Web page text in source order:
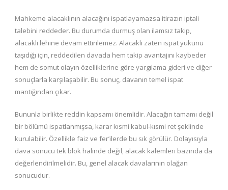
Mahkeme alacaklının alacağını ispatlayamazsa itirazın iptali
talebini reddeder. Bu durumda durmuş olan ilamsız takip,
alacaklı lehine devam ettirilemez. Alacaklı zaten ispat yükünü
taşıdığı için, reddedilen davada hem takip avantajını kaybeder
hem de somut olayın özelliklerine göre yargılama gideri ve diğer
sonuçlarla karşılaşabilir. Bu sonuç, davanın temel ispat
mantığından çıkar.
Bununla birlikte reddin kapsamı önemlidir. Alacağın tamamı değil
bir bölümü ispatlanmışsa, karar kısmi kabul-kısmi ret şeklinde
kurulabilir. Özellikle faiz ve fer’ilerde bu sık görülür. Dolayısıyla
dava sonucu tek blok halinde değil, alacak kalemleri bazında da
değerlendirilmelidir. Bu, genel alacak davalarının olağan
sonucudur.